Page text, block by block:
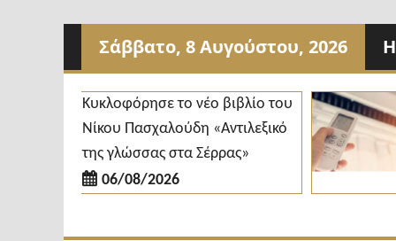
Προχωρήστε
Σάββατο, 8 Αυγούστου, 2026
Κυκλοφόρησε το νέο βιβλίο του
Νίκου Πασχαλούδη «Αντιλεξικό
της γλώσσας στα Σέρρας»
06/08/2026